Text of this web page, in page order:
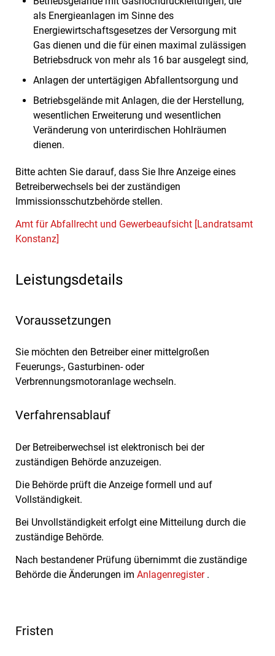
als Energieanlagen im Sinne des
Energiewirtschaftsgesetzes der Versorgung mit
Gas dienen und die für einen maximal zulässigen
Betriebsdruck von mehr als 16 bar ausgelegt sind,
Anlagen der untertägigen Abfallentsorgung und
Betriebsgelände mit Anlagen, die der Herstellung,
wesentlichen Erweiterung und wesentlichen
Veränderung von unterirdischen Hohlräumen
dienen.
Bitte achten Sie darauf, dass Sie Ihre Anzeige eines
Betreiberwechsels bei der zuständigen
Immissionsschutzbehörde stellen.
Amt für Abfallrecht und Gewerbeaufsicht [Landratsamt
Konstanz]
Leistungsdetails
Voraussetzungen
Sie möchten den Betreiber einer mittelgroßen
Feuerungs-, Gasturbinen- oder
Verbrennungsmotoranlage wechseln.
Verfahrensablauf
Der Betreiberwechsel ist elektronisch bei der
zuständigen Behörde anzuzeigen.
Die Behörde prüft die Anzeige formell und auf
Vollständigkeit.
Bei Unvollständigkeit erfolgt eine Mitteilung durch die
zuständige Behörde.
Nach bestandener Prüfung übernimmt die zuständige
Behörde die Änderungen im Anlagenregister .
Fristen